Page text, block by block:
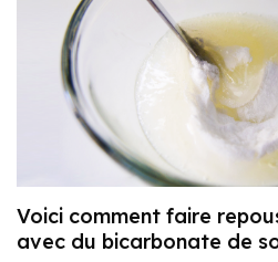
Voici comment faire
avec du bicarbonate de